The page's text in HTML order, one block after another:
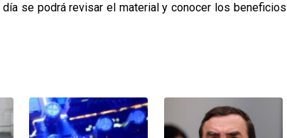
se podrá revisar el material y conocer los beneficios